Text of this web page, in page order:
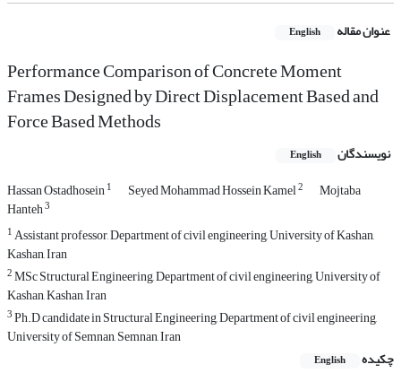
عنوان مقاله English
Performance Comparison of Concrete Moment
Frames Designed by Direct Displacement Based and
Force Based Methods
نویسندگان English
Hassan Ostadhosein1 Seyed Mohammad Hossein Kamel2 Mojtaba
Hanteh3
1Assistant professor, Department of civil engineering, University of Kashan,
Kashan, Iran
2MSc Structural Engineering, Department of civil engineering, University of
Kashan, Kashan, Iran
3Ph.D candidate in Structural Engineering, Department of civil engineering,
University of Semnan, Semnan, Iran
چکیده
English